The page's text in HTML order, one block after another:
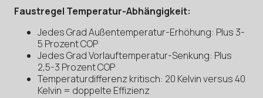
Faustregel Temperatur-Abhängigkeit:
Jedes Grad Außentemperatur-Erhöhung: Plus 3-
5 Prozent COP
Jedes Grad Vorlauftemperatur-Senkung: Plus
2,5-3 Prozent COP
Temperaturdifferenz kritisch: 20 Kelvin versus 40
Kelvin = doppelte Effizienz